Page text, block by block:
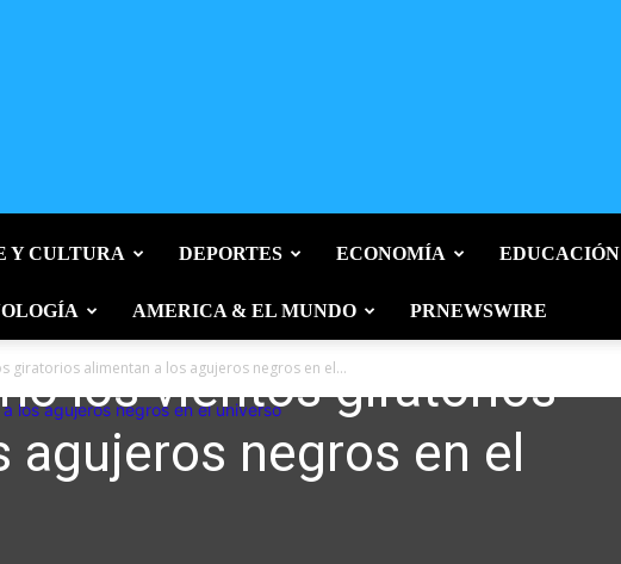
Y CULTURA DEPORTES ECONOMÍA EDUCACIÓN
AMERICA & EL MUNDO PRNEWSWIRE
giratorios alimentan a los agujeros negros en el...
los vientos giratorios
agujeros negros en el